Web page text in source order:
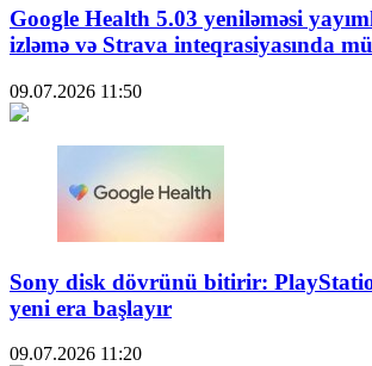
Google Health 5.03 yeniləməsi
izləmə və Strava inteqrasiyasında
09.07.2026 11:50
Sony disk dövrünü bitirir:
yeni era başlayır
09.07.2026 11:20